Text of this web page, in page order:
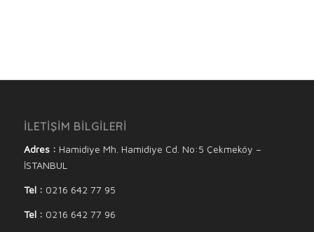
İLETİŞİM BİLGİLERİ
Adres : Hamidiye Mh. Hamidiye Cd. No:5 Çekmeköy –
İSTANBUL
Tel : 0216 642 77 95
Tel : 0216 642 77 96